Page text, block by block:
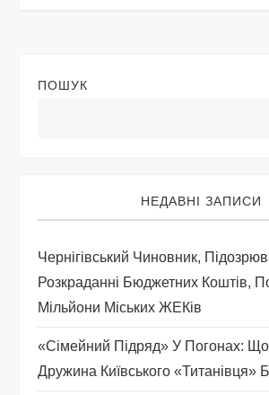
а
з
а
п
и
ПОШУК
НЕДАВНІ ЗАПИСИ
Чернігівський Чиновник,
Розкраданні Бюджетних Коштів,
Мільйони Міських ЖЕКів
«Сімейний Підряд» У Погонах:
Дружина Київського «титанівця»